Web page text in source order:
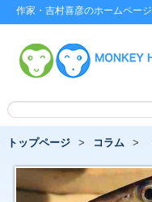
作家・吉村喜彦のホームページ
トップページ コラム